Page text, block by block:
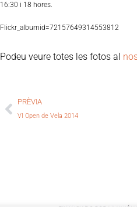
16:30 i 18 hores.
Flickr_albumid=72157649314553812
Podeu veure totes les fotos al
PRÈVIA
VI Open de Vela 2014